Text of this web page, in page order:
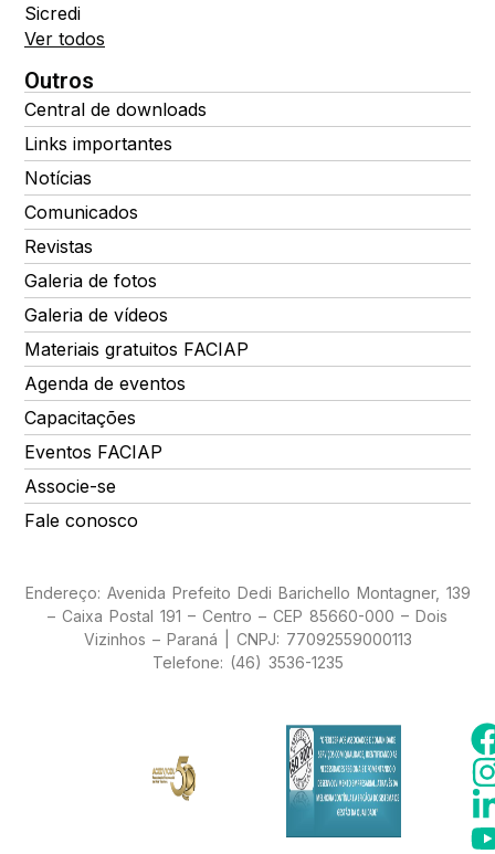
Sicredi
Ver todos
Outros
Central de downloads
Links importantes
Notícias
Comunicados
Revistas
Galeria de fotos
Galeria de vídeos
Materiais gratuitos FACIAP
Agenda de eventos
Capacitações
Eventos FACIAP
Associe-se
Fale conosco
Endereço: Avenida Prefeito Dedi Barichello Montagner, 139
– Caixa Postal 191 – Centro – CEP 85660-000 – Dois
Vizinhos – Paraná | CNPJ: 77092559000113
Telefone: (46) 3536-1235